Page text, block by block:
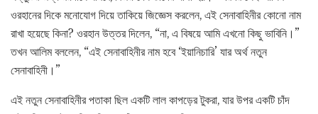
ওরহানের দিকে মনোযোগ দিয়ে তাকিয়ে জিজ্ঞেস করলেন, এই সেনাবাহিনীর কোনো নাম
রাখা হয়েছে কিনা? ওরহান উত্তর দিলেন, “না, এ বিষয়ে আমি এখনো কিছু ভাবিনি।”
তখন আলিম বললেন, “এই সেনাবাহিনীর নাম হবে ‘ইয়ানিচারি’ যার অর্থ নতুন
সেনাবাহিনী।”
এই নতুন সেনাবাহিনীর পতাকা ছিল একটি লাল কাপড়ের টুকরা, যার উপর একটি চাঁদ